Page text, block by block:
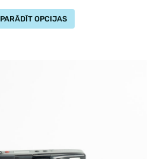
PARĀDĪT OPCIJAS